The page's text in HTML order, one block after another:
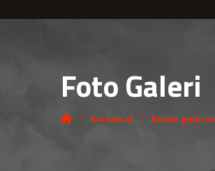
Foto Galeri
Kurumsal Resim galerisi